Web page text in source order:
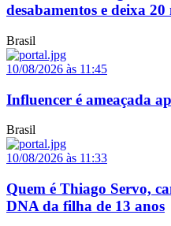
desabamentos e deixa
Brasil
10/08/2026 às 11:45
Influencer é ameaçada
Brasil
10/08/2026 às 11:33
Quem é Thiago Servo,
DNA da filha de 13 anos